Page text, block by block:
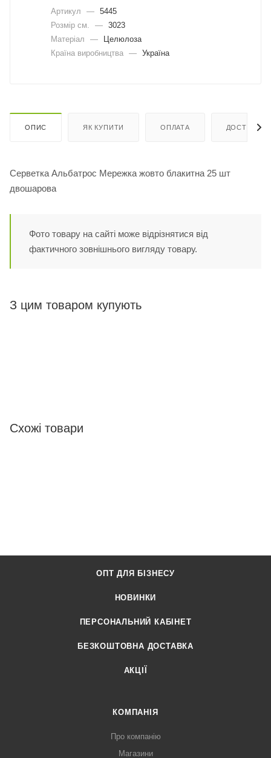
Артикул — 5445
Розмір см.
— 3023
Матеріал
—
Целюлоза
Країна виробництва — Україна
ОПИС ЯК КУПИТИ ОПЛАТА ДОСТАВКА
Серветка Альбатрос Мережка жовто блакитна 25 шт
двошарова
Фото товару на сайті може відрізнятися від
фактичного зовнішнього вигляду товару.
З цим товаром купують
Схожі товари
ОПТ ДЛЯ БІЗНЕСУ
НОВИНКИ
ПЕРСОНАЛЬНИЙ КАБІНЕТ
БЕЗКОШТОВНА ДОСТАВКА
АКЦІЇ
КОМПАНІЯ
Про компанію
Магазини